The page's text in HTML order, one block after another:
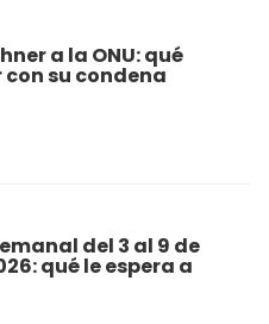
a la ONU: qué
su condena
del 3 al 9 de
qué le espera a